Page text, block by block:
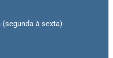
à sexta)